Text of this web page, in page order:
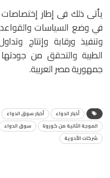
يأتى ذلك فى إطار إختصاصات
في وضع السياسات
وتنفيذ ورقابة وإنتاج
الطبية والتحقق من
جمهورية مصر العربية.
أخبار الدواء أخبار سوق الدواء
الموجة الثانية من كورونا
سوق الدواء
شركات الأدوية